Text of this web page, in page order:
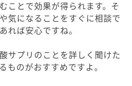
ことで効果が得られます。そ
気になることをすぐに相談で
れば安心ですね。
サプリのことを詳しく聞けた
ものがおすすめですよ。